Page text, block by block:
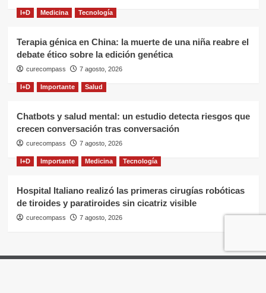
I+D Medicina Tecnología
Terapia génica en China: la muerte de una niña reabre el
debate ético sobre la edición genética
curecompass 7 agosto, 2026
I+D Importante Salud
Chatbots y salud mental: un estudio detecta riesgos que
crecen conversación tras conversación
curecompass 7 agosto, 2026
I+D Importante Medicina Tecnología
Hospital Italiano realizó las primeras cirugías robóticas
de tiroides y paratiroides sin cicatriz visible
curecompass 7 agosto, 2026